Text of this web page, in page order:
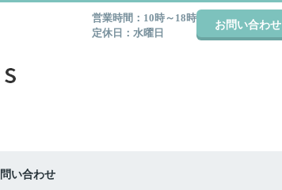
営業時間：10時～18時
定休日：水曜日
お問い合わせ
い合わせ